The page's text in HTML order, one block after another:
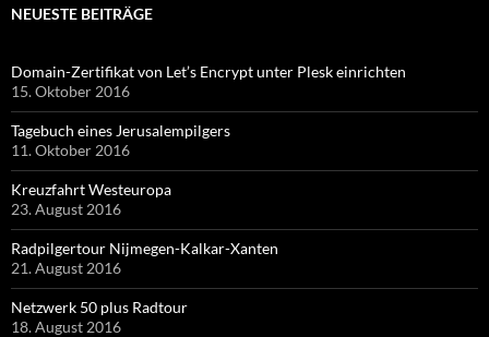
NEUESTE BEITRÄGE
Domain-Zertifikat von Let’s Encrypt unter Plesk einrichten
15. Oktober 2016
Tagebuch eines Jerusalempilgers
11. Oktober 2016
Kreuzfahrt Westeuropa
23. August 2016
Radpilgertour Nijmegen-Kalkar-Xanten
21. August 2016
Netzwerk 50 plus Radtour
18. August 2016